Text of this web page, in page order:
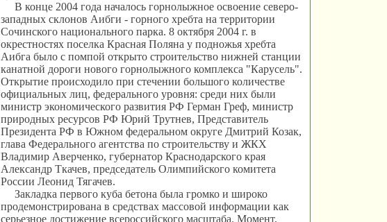
В конце 2004 года началось горнолыжное освоение северо-
западных склонов Аибги - горного хребта на территории
Сочинского национального парка. 8 октября 2004 г. в
окрестностях поселка Красная Поляна у подножья хребта
Аибга было с помпой открыто строительство нижней станции
канатной дороги нового горнолыжного комплекса "Карусель".
Открытие происходило при стечении большого количестве
официальных лиц, федерального уровня: среди них были
министр экономического развития РФ Герман Греф, министр
природных ресурсов РФ Юрий Трутнев, Представитель
Президента РФ в Южном федеральном округе Дмитрий Козак,
глава Федерального агентства по строительству и ЖКХ
Владимир Аверченко, губернатор Краснодарского края
Александр Ткачев, председатель Олимпийского комитета
России Леонид Тягачев.
Закладка первого куба бетона была громко и широко
продемонстрирована в средствах массовой информации как
серьезное достижение всероссийского масштаба. Момент,